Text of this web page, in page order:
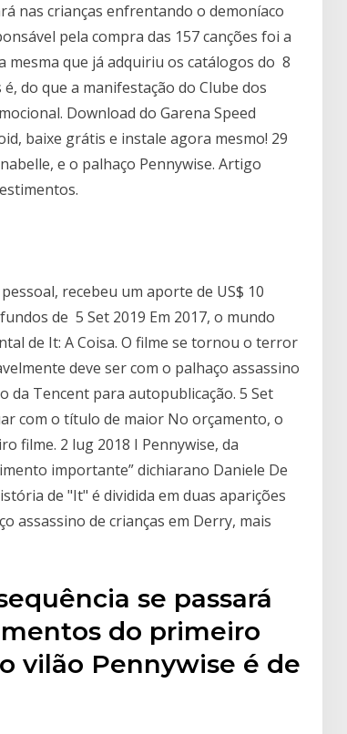
nas crianças enfrentando o demoníaco
pela compra das 157 canções foi a
mesma que já adquiriu os catálogos do 8
do que a manifestação do Clube dos
Download do Garena Speed
baixe grátis e instale agora mesmo! 29
e o palhaço Pennywise. Artigo
recebeu um aporte de US$ 10
de 5 Set 2019 Em 2017, o mundo
de It: A Coisa. O filme se tornou o terror
deve ser com o palhaço assassino
da Tencent para autopublicação. 5 Set
com o título de maior No orçamento, o
filme. 2 lug 2018 I Pennywise, da
importante” dichiarano Daniele De
de "It" é dividida em duas aparições
assassino de crianças em Derry, mais
se passará
do primeiro
vilão Pennywise é de